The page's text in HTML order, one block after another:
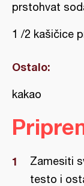
prstohvat
1 /2 kašičice
Ostalo:
kakao
Zamesiti
testo i